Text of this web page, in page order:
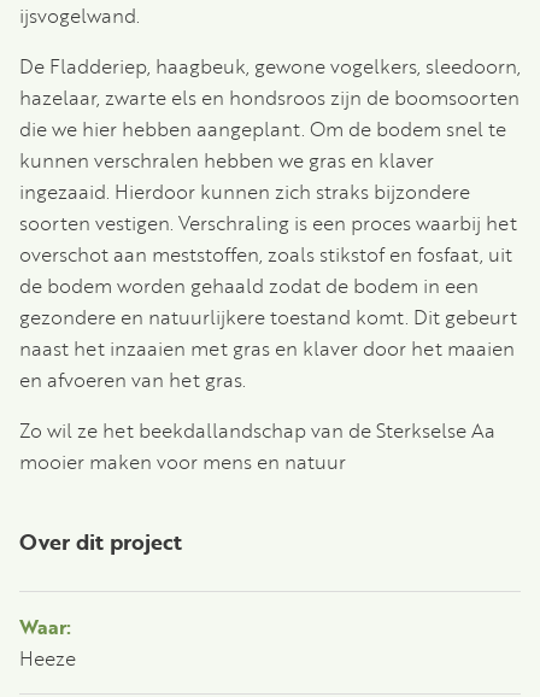
ijsvogelwand.
De Fladderiep, haagbeuk, gewone vogelkers, sleedoorn,
hazelaar, zwarte els en hondsroos zijn de boomsoorten
die we hier hebben aangeplant. Om de bodem snel te
kunnen verschralen hebben we gras en klaver
ingezaaid. Hierdoor kunnen zich straks bijzondere
soorten vestigen. Verschraling is een proces waarbij het
overschot aan meststoffen, zoals stikstof en fosfaat, uit
de bodem worden gehaald zodat de bodem in een
gezondere en natuurlijkere toestand komt. Dit gebeurt
naast het inzaaien met gras en klaver door het maaien
en afvoeren van het gras.
Zo wil ze het beekdallandschap van de Sterkselse Aa
mooier maken voor mens en natuur
Over dit project
Waar:
Heeze